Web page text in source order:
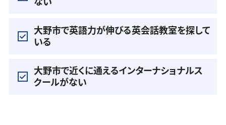
大野市で英語力が伸びる英会話教室を探して
いる
大野市で近くに通えるインターナショナルス
クールがない